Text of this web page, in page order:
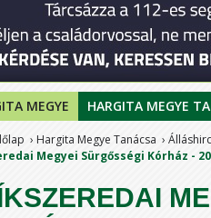
12
MEGYE HARGITA MEGYE
Hargita Megye Tanácsa
Megyei Sürgősségi Kórház -